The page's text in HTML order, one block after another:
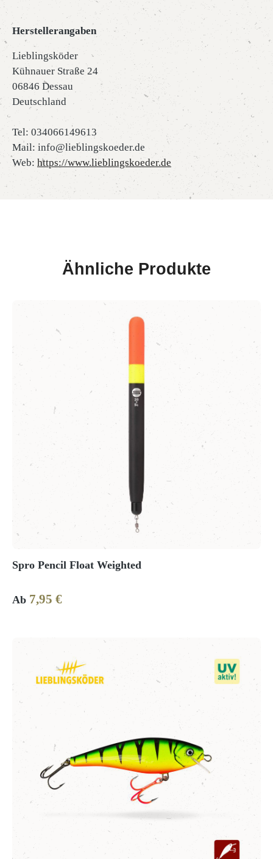
Herstellerangaben
Lieblingsköder
Kühnauer Straße 24
06846 Dessau
Deutschland
Tel: 034066149613
Mail: info@lieblingskoeder.de
Web: https://www.lieblingskoeder.de
Ähnliche Produkte
Produktgalerie überspringen
Spro Pencil Float Weighted
Regulärer Preis:
Ab 7,95 €